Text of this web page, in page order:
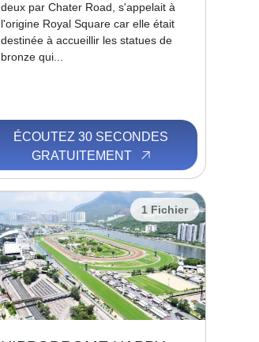
deux par Chater Road, s'appelait à
l'origine Royal Square car elle était
destinée à accueillir les statues de
bronze qui...
ÉCOUTEZ 30 SECONDES
GRATUITEMENT
1 Fichier